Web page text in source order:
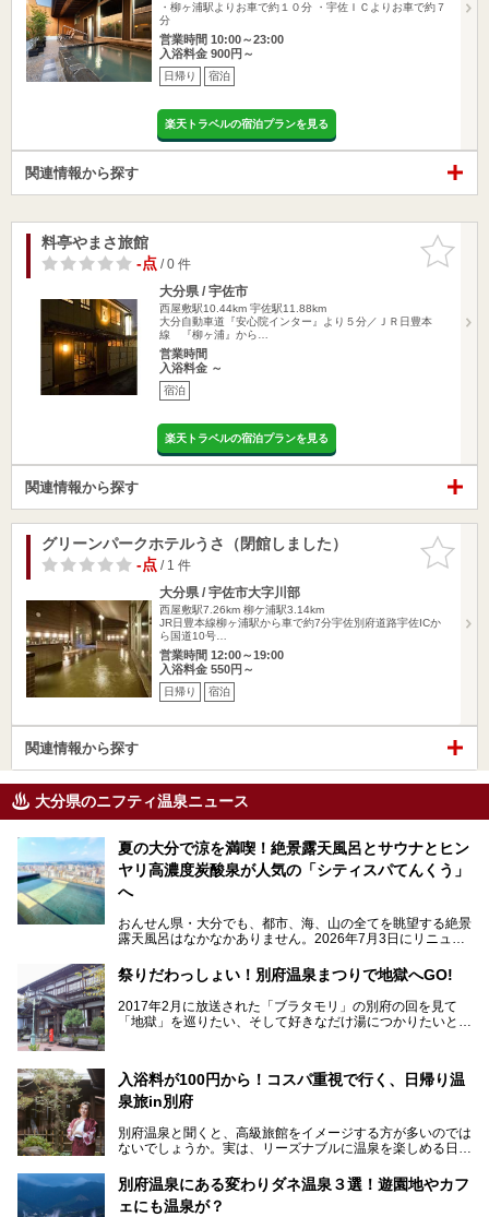
・柳ヶ浦駅よりお車で約１０分 ・宇佐ＩＣよりお車で約７
分
営業時間 10:00～23:00
入浴料金 900円～
日帰り 宿泊
楽天トラベルの宿泊プランを見る
関連情報から探す
お気に入
りに追加
料亭やまさ旅館
-点/ 0 件
大分県 / 宇佐市
西屋敷駅10.44km 宇佐駅11.88km
大分自動車道『安心院インター』より５分／ＪＲ日豊本
線 『柳ヶ浦』から…
営業時間
入浴料金 ～
宿泊
楽天トラベルの宿泊プランを見る
関連情報から探す
お気に入
りに追加
グリーンパークホテルうさ（閉館しました）
-点/ 1 件
大分県 / 宇佐市大字川部
西屋敷駅7.26km 柳ケ浦駅3.14km
JR日豊本線柳ヶ浦駅から車で約7分宇佐別府道路宇佐ICか
ら国道10号…
営業時間 12:00～19:00
入浴料金 550円～
日帰り 宿泊
関連情報から探す
大分県のニフティ温泉ニュース
夏の大分で涼を満喫！絶景露天風呂とサウナとヒン
ヤリ高濃度炭酸泉が人気の「シティスパてんくう」
へ
おんせん県・大分でも、都市、海、山の全てを眺望する絶景
露天風呂はなかなかありません。2026年7月3日にリニュー
てんくう(CITY SPA てんくう)」は、なんとJR大分駅直結と
いう利便性の高さ！
地上80mという圧倒的な開放感が魅力。温泉、ロウリュサウ
ナ、そしてひんやりとした約27度の高濃度炭酸泉で交互浴
併設の「JR九州ホテル ブラッサム大分」に泊まって、この
「シティスパてんくう」をたっぷり満喫してきたのでレポー
ルダウンできるスイーツ情報と併せてお楽しみください！
提供元：大分県【PR】
この記事は大分県のPR記事です。
祭りだわっしょい！別府温泉まつりで地獄へGO!
2017年2月に放送された「ブラタモリ」の別府の回を見て
「地獄」を巡りたい、そして好きなだけ湯につかりたいと切
まつり」が開催されます。その期間は嬉しいことに100以上
の共同浴場がなんと無料開放されるんです！普段から入浴料
が100円と安いのに、いいんですかタダにしちゃって!?
しかも4/2には「東京ディズニーリゾートスペシャルパレー
ド」も行われます。つまり別府に行けば「地獄」も「ミッキ
ーマウス」も拝める稀有なイベントですよ、これは行くしか
ない！
源泉数、湧出量ともに日本一の温泉県とも言われる大分県。
入浴料が100円から！コスパ重視で行く、日帰り温
泉旅in別府
別府温泉と聞くと、高級旅館をイメージする方が多いのでは
ないでしょうか。実は、リーズナブルに温泉を楽しめる日帰
で楽しめる「大分県の別府温泉」に注目してみました。
ニフティ温泉がオススメする温泉施設を紹介しちゃいます！
別府温泉にある変わりダネ温泉３選！遊園地やカフ
ェにも温泉が？